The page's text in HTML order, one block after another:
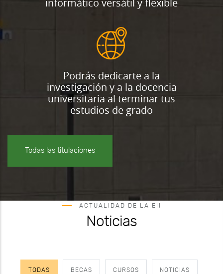
informático versátil y flexible
Podrás dedicarte a la
investigación y a la docencia
universitaria al terminar tus
estudios de grado
Todas las titulaciones
ACTUALIDAD DE LA EII
Noticias
TODAS BECAS CURSOS NOTICIAS